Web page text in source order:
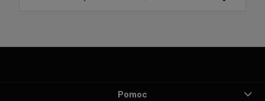
Pomoc